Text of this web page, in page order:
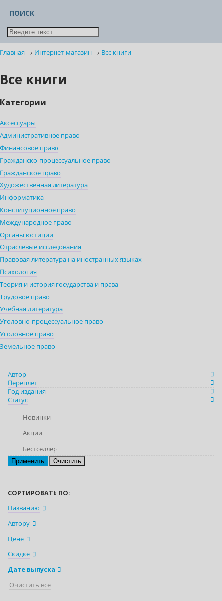
ПОИСК
Главная → Интернет-магазин → Все книги
Все книги
Категории
Аксессуары
Административное право
Финансовое право
Гражданско-процессуальное право
Гражданское право
Художественная литература
Информатика
Конституционное право
Международное право
Органы юстиции
Отраслевые исследования
Правовая литература на иностранных языках
Психология
Теория и история государства и права
Трудовое право
Учебная литература
Уголовно-процессуальное право
Уголовное право
Земельное право
Автор
Переплет
Год издания
Статус
Новинки
Акции
Бестселлер
Очистить
СОРТИРОВАТЬ ПО:
Названию
Автору
Цене
Скидке
Дате выпуска
Очистить все